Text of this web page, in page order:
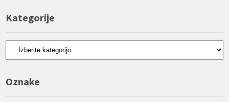
Kategorije
Kategorije
Oznake